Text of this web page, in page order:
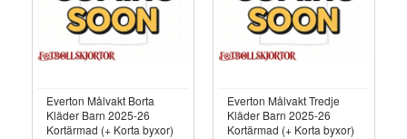
Everton Målvakt Borta
Kläder Barn 2025-26
Kortärmad (+ Korta byxor)
Everton Målvakt Tredje
Kläder Barn 2025-26
Kortärmad (+ Korta byxor)